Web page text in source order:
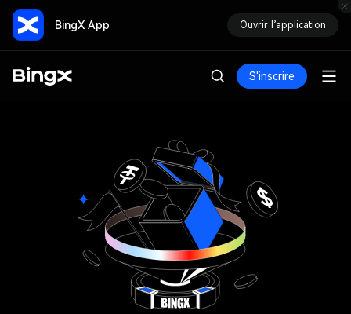
BingX App Ouvrir l’application
S'inscrire